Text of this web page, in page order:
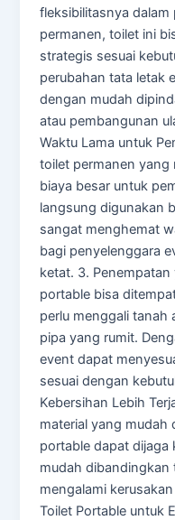
fleksibilitasnya dalam
permanen, toilet ini
strategis sesuai
perubahan tata letak
dengan mudah
atau pembangunan
Waktu Lama untuk
toilet permanen
biaya besar untuk
langsung digunakan
sangat menghemat
bagi penyelenggara
ketat. 3. Penempatan
portable bisa
perlu menggali tanah
pipa yang rumit.
event dapat
sesuai dengan
Kebersihan Lebih
material yang mudah
portable dapat dijaga
mudah dibandingkan
mengalami
Toilet Portable untuk